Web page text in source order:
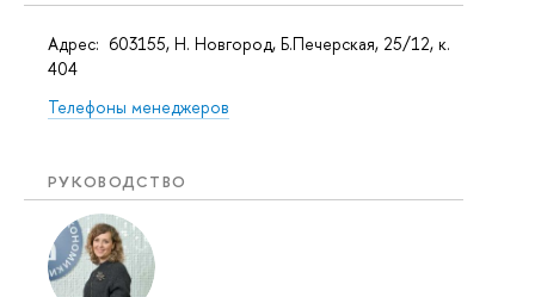
Адрес: 603155, Н. Новгород, Б.Печерская, 25/12, к.
404
Телефоны менеджеров
РУКОВОДСТВО